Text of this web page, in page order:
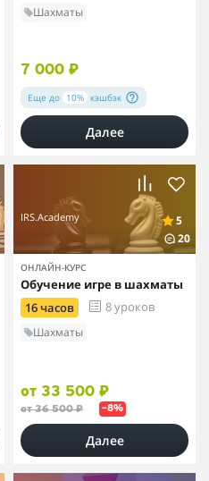
Шахматы
7 000 ₽
Еще до 10% кэшбэк
Далее
IRS.Academy
5
20
ОНЛАЙН-КУРС
Обучение игре в шахматы
16 часов
8 уроков
Шахматы
от 33 500 ₽
от 36 500 ₽ –8%
Далее